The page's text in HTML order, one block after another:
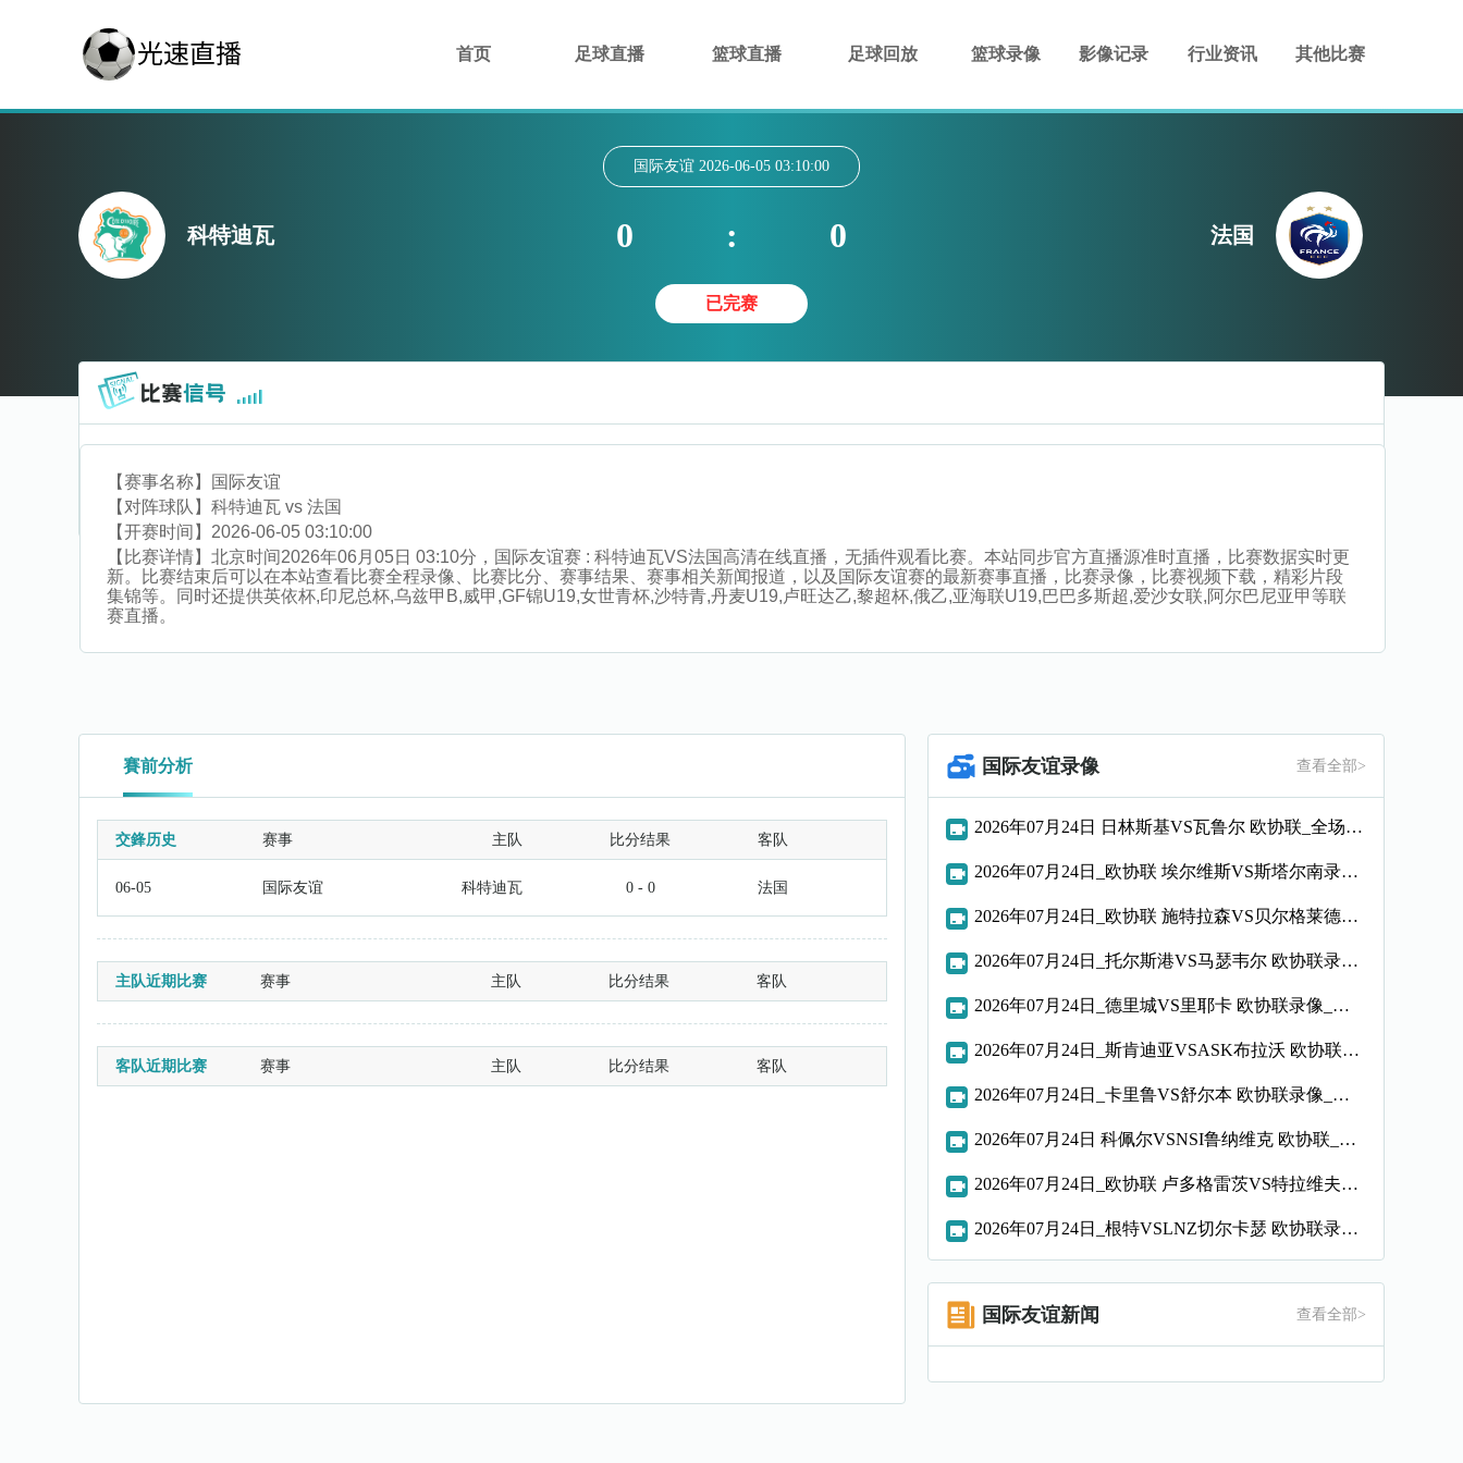
首页 足球直播 篮球直播 足球回放 篮球录像 影像记录 行业资讯 其他比赛
科特迪瓦
国际友谊 2026-06-05 03:10:00
0 : 0
已完赛
法国
【赛事名称】
国际友谊
【对阵球队】 科特迪瓦 vs 法国
【开赛时间】 2026-06-05 03:10:00
【比赛详情】 北京时间2026年06月05日 03:10分，国际友谊赛 : 科特迪瓦VS法国高清在线直播，无插件观看比赛。本站同步官方直播源准时直播，比赛数据实时更
新。比赛结束后可以在本站查看比赛全程录像、比赛比分、赛事结果、赛事相关新闻报道，以及国际友谊赛的最新赛事直播，比赛录像，比赛视频下载，精彩片段
集锦等。同时还提供英依杯,印尼总杯,乌兹甲B,威甲,GF锦U19,女世青杯,沙特青,丹麦U19,卢旺达乙,黎超杯,俄乙,亚海联U19,巴巴多斯超,爱沙女联,阿尔巴尼亚甲等联
赛直播。
賽前分析
交鋒历史 赛事 主队 比分结果 客队
06-05 国际友谊 科特迪瓦 0 - 0 法国
主队近期比赛 赛事 主队 比分结果 客队
客队近期比赛 赛事 主队 比分结果 客队
国际友谊录像 查看全部>
2026年07月24日 日林斯基VS瓦鲁尔 欧协联_全场录像【全场回放】
2026年07月24日_欧协联 埃尔维斯VS斯塔尔南录像_全场录像【全场回放】
2026年07月24日_欧协联 施特拉森VS贝尔格莱德游击录像_高清录像【全场回放】
2026年07月24日_托尔斯港VS马瑟韦尔 欧协联录像_高清录像【全场回放】
2026年07月24日_德里城VS里耶卡 欧协联录像_全场录像【全场回放】
2026年07月24日_斯肯迪亚VSASK布拉沃 欧协联录像_全场录像【全场回放】
2026年07月24日_卡里鲁VS舒尔本 欧协联录像_全场录像【高清回放】
2026年07月24日 科佩尔VSNSI鲁纳维克 欧协联_全场录像【全场回放】
2026年07月24日_欧协联 卢多格雷茨VS特拉维夫夏普尔录像_全场录像【全场回放】
2026年07月24日_根特VSLNZ切尔卡瑟 欧协联录像_全场录像【高清回放】
国际友谊新闻 查看全部>